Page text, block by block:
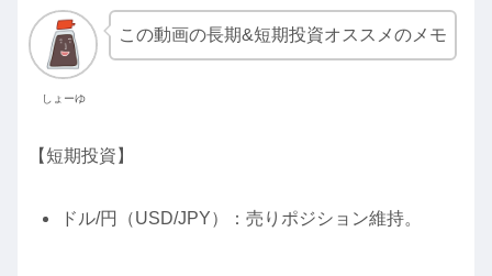
しょーゆ
この動画の長期&短期投資オススメのメモ
【短期投資】
ドル/円（USD/JPY）：売りポジション維持。